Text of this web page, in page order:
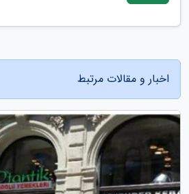
اخبار و مقالات مرتبط